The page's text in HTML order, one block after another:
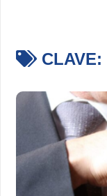
CLAVE: